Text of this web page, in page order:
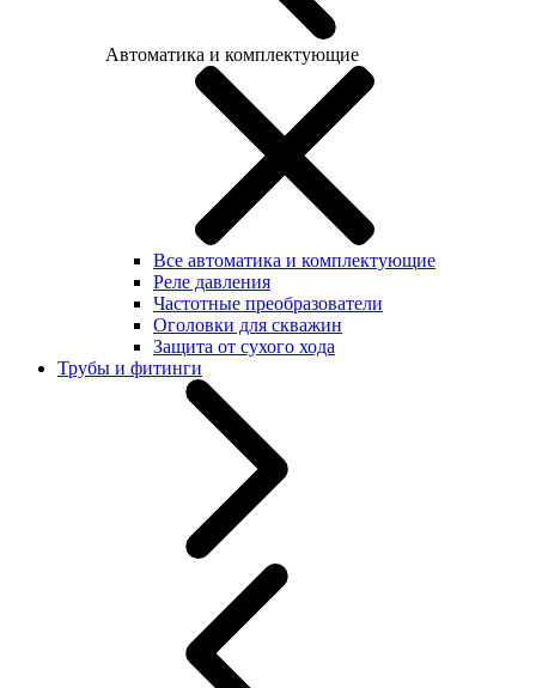
Автоматика и комплектующие
Все автоматика и комплектующие
Реле давления
Частотные преобразователи
Оголовки для скважин
Защита от сухого хода
Трубы и фитинги